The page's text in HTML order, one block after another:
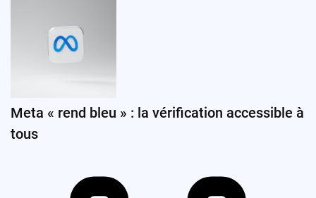
Meta « rend bleu » : la vérification accessible à
tous